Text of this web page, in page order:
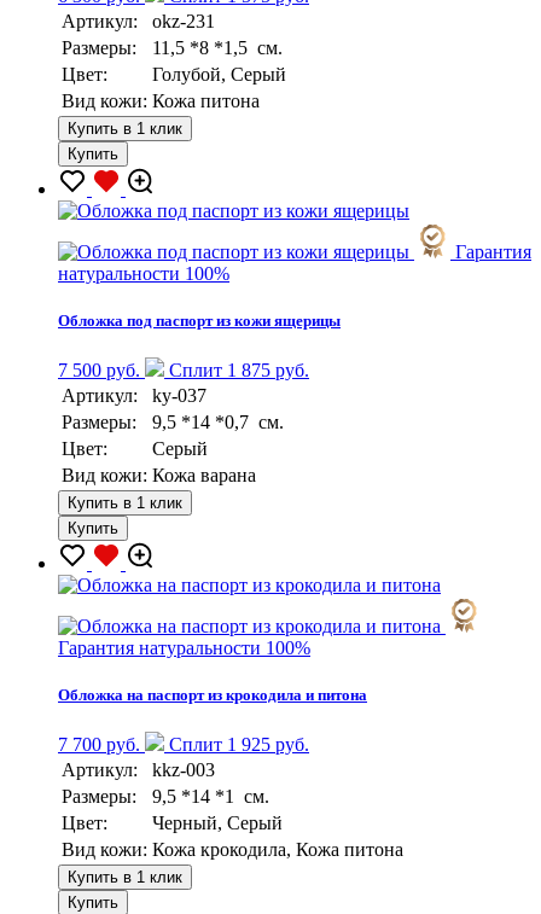
Артикул:
okz-231
Размеры:
11,5 *8 *1,5 см.
Цвет:
Голубой, Серый
Вид кожи: Кожа питона
Купить в 1 клик
Купить
Гарантия
натуральности 100%
Обложка под паспорт из кожи ящерицы
7 500 руб.
Сплит 1 875 руб.
Артикул:
ky-037
Размеры:
9,5 *14 *0,7 см.
Цвет:
Серый
Вид кожи: Кожа варана
Купить в 1 клик
Купить
Гарантия натуральности 100%
Обложка на паспорт из крокодила и питона
7 700 руб.
Сплит 1 925 руб.
Артикул:
kkz-003
Размеры:
9,5 *14 *1 см.
Цвет:
Черный, Серый
Вид кожи: Кожа крокодила, Кожа питона
Купить в 1 клик
Купить